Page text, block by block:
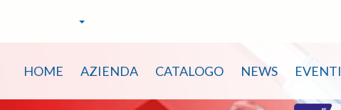
HOME AZIENDA CATALOGO NEWS EVENTI